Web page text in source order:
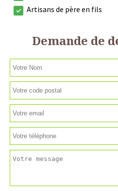
Artisans de père en fils
Demande de